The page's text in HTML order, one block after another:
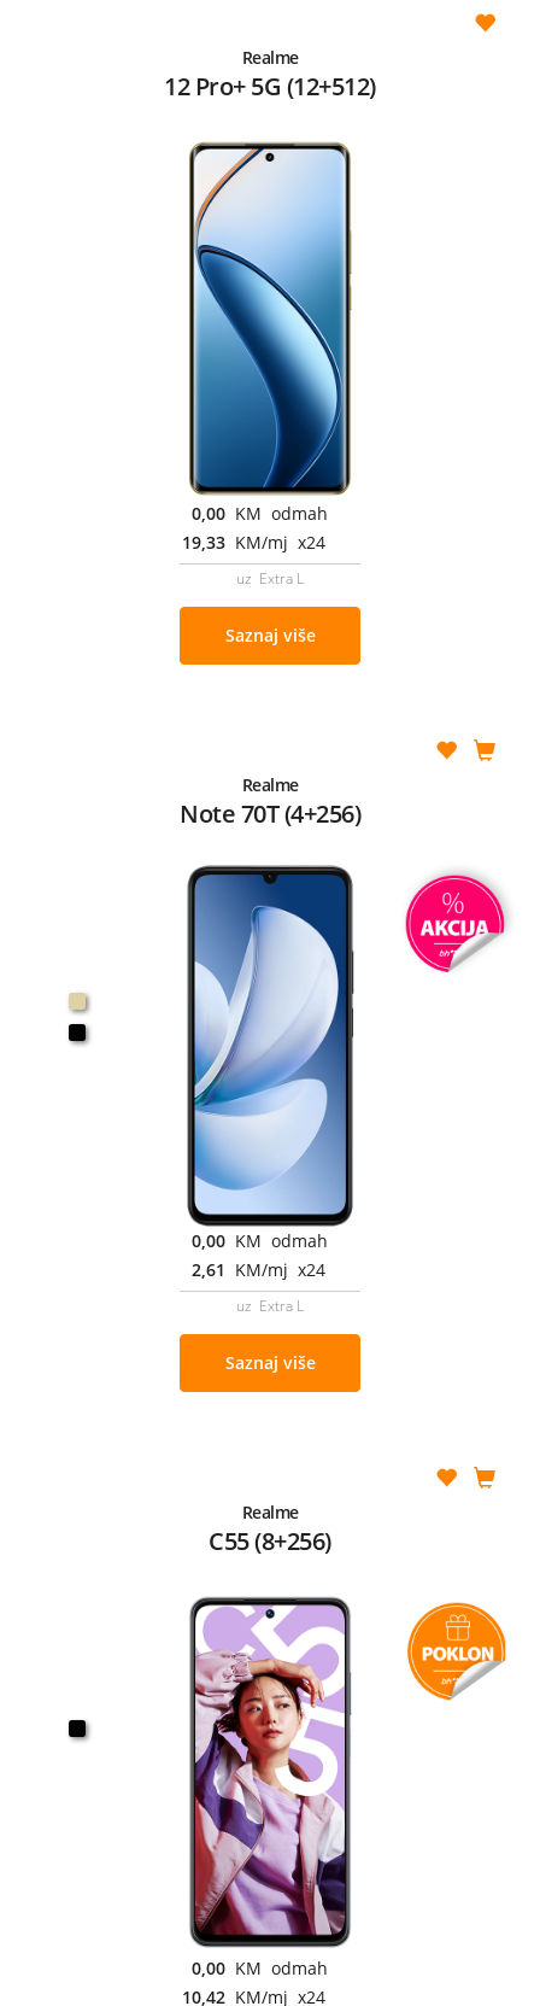
Realme
12 Pro+ 5G (12+512)
0,00 KM odmah
19,33 KM/mj x24
uz Extra L
Saznaj više
Realme
Note 70T (4+256)
0,00 KM odmah
2,61 KM/mj x24
uz Extra L
Saznaj više
Realme
C55 (8+256)
0,00 KM odmah
10,42 KM/mj x24